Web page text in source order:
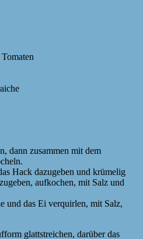
dann zusammen mit dem
Hack dazugeben und krümelig
aufkochen, mit Salz und
und das Ei verquirlen, mit Salz,
glattstreichen, darüber das